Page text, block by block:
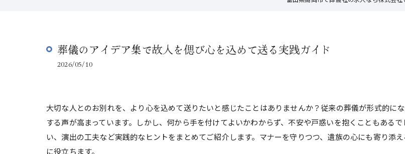
葬儀のアイデア集で故人を偲び心を込めて送る実践ガイド
2026/05/10
大切な人とのお別れを、より心を込めて送りたいと感じたことはありませんか？従来の葬儀が形式的に
する声が高まっています。しかし、何から手を付けてよいかわからず、不安や戸惑いを抱くこともある
い、演出の工夫など実践的なヒントをまとめてご紹介します。マナーを守りつつ、遺族の心にも寄り添
に役立ちます。